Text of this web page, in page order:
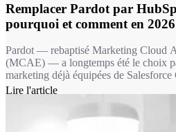
Remplacer Pardot par
pourquoi et comment en 2026
Pardot — rebaptisé Marketing Cloud
(MCAE) — a longtemps été le choix
marketing déjà équipées de
fonctionnel avec HubSpot Marketing
fonctionnalités marketing clés
contenu sans équivalent, et une
différence dans l’adoption au quotidien.
Lire l'article